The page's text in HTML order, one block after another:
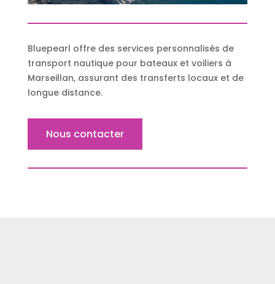
Bluepearl offre des services personnalisés de
transport nautique pour bateaux et voiliers à
Marseillan, assurant des transferts locaux et de
longue distance.
Nous contacter